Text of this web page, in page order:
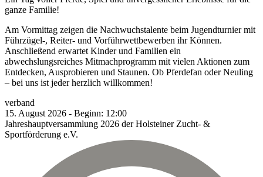
ganze Familie!
Am Vormittag zeigen die Nachwuchstalente beim Jugendturnier mit
Führzügel-, Reiter- und Vorführwettbewerben ihr Können.
Anschließend erwartet Kinder und Familien ein
abwechslungsreiches Mitmachprogramm mit vielen Aktionen zum
Entdecken, Ausprobieren und Staunen. Ob Pferdefan oder Neuling
– bei uns ist jeder herzlich willkommen!
verband
15. August 2026 - Beginn: 12:00
Jahreshauptversammlung 2026 der Holsteiner Zucht- &
Sportförderung e.V.